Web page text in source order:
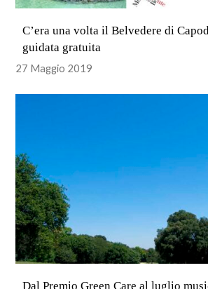
C’era una volta il Belvedere di
guidata gratuita
27 Maggio 2019
Dal Premio Green Care al luglio